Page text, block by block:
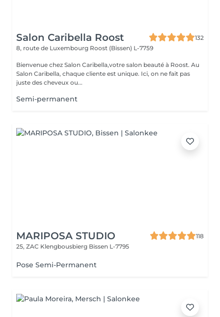
Salon Caribella Roost
132
8, route de Luxembourg Roost (Bissen) L-7759
Bienvenue chez Salon Caribella,votre salon beauté à Roost. Au
Salon Caribella, chaque cliente est unique. Ici, on ne fait pas
juste des cheveux ou...
Semi-permanent
MARIPOSA STUDIO
118
25, ZAC Klengbousbierg Bissen L-7795
Pose Semi-Permanent